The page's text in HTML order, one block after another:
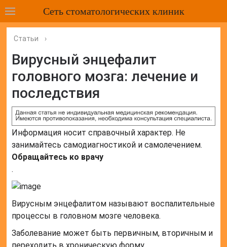
Сеть стоматологических клиник
Статьи ›
Вирусный энцефалит
головного мозга: лечение и
последствия
Информация носит справочный характер. Не
занимайтесь самодиагностикой и самолечением.
Обращайтесь ко врачу
.
Вирусным энцефалитом называют воспалительные
процессы в головном мозге человека.
Заболевание может быть первичным, вторичным и